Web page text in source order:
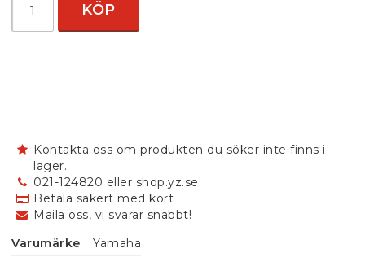
KÖP
Kontakta oss om produkten du söker inte finns i
lager.
021-124820 eller shop.yz.se
Betala säkert med kort
Maila oss, vi svarar snabbt!
Varumärke
Yamaha